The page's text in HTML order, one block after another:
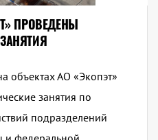
ПРОВЕДЕНЫ
объектах АО «Экопэт»
занятия по
подразделений